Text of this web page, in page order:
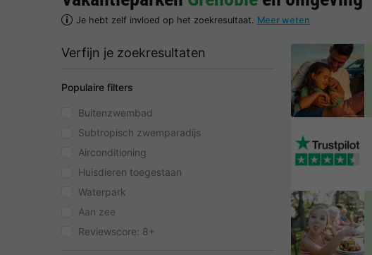
Je hebt zelf invloed op het zoekresultaat. Meer weten
Verfijn je zoekresultaten
Populaire filters
Buitenzwembad
Subtropisch zwemparadijs
Airconditioning
Huisdieren toegestaan
Waterpark
Aan zee
Reviewscore: 8+